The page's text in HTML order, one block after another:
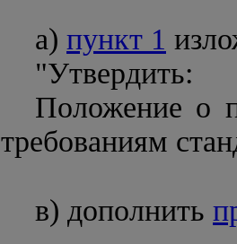
а) пункт 1
"Утвердить:
Положение о
требованиям
в) дополнить